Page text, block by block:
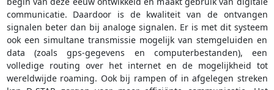
communicatie. Daardoor is de kwaliteit van de ontvangen
signalen beter dan bij analoge signalen. Er is met dit systeem
ook een simultane transmissie mogelijk van stemgeluiden en
data (zoals gps-gegevens en computerbestanden), een
volledige routing over het internet en de mogelijkheid tot
wereldwijde roaming. Ook bij rampen of in afgelegen streken